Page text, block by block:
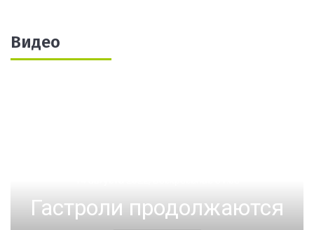
Видео
Гастроли продолжаются